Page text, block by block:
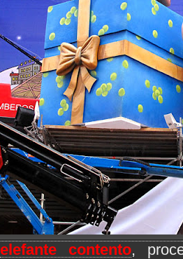
elefante contento,